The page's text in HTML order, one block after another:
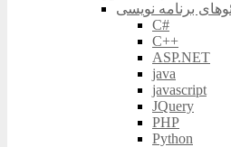
برنامه نویسی
C#
C++
ASP.NET
java
javascript
JQuery
PHP
Python